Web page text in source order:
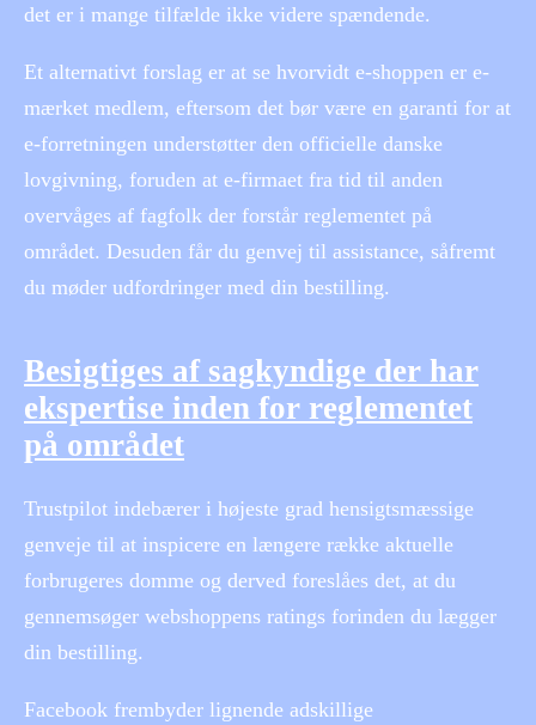
det er i mange tilfælde ikke videre spændende.
Et alternativt forslag er at se hvorvidt e-shoppen er e-
mærket medlem, eftersom det bør være en garanti for at
e-forretningen understøtter den officielle danske
lovgivning, foruden at e-firmaet fra tid til anden
overvåges af fagfolk der forstår reglementet på
området. Desuden får du genvej til assistance, såfremt
du møder udfordringer med din bestilling.
Besigtiges af sagkyndige der har
ekspertise inden for reglementet
på området
Trustpilot indebærer i højeste grad hensigtsmæssige
genveje til at inspicere en længere række aktuelle
forbrugeres domme og derved foreslåes det, at du
gennemsøger webshoppens ratings forinden du lægger
din bestilling.
Facebook frembyder lignende adskillige